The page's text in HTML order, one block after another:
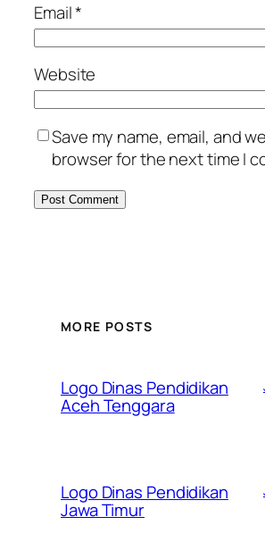
Email*
Website
Save my name, email, and
browser for the next time I
MORE POSTS
Logo Dinas Pendidikan
Aceh Tenggara
Logo Dinas Pendidikan
Jawa Timur